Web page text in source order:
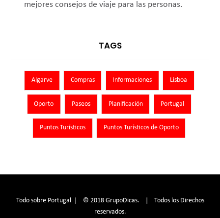
mejores consejos de viaje para las personas.
TAGS
Algarve Compras Informaciones Lisboa
Oporto Paseos Planificación Portugal
Puntos Turísticos Puntos Turísticos de Oporto
Todo sobre Portugal | © 2018 GrupoDicas. | Todos los Direchos
reservados.